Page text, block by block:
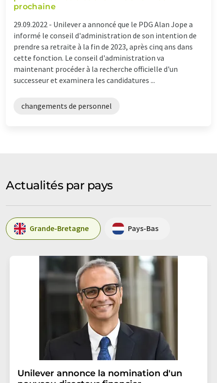
prochaine
29.09.2022 - Unilever a annoncé que le PDG Alan Jope a
informé le conseil d'administration de son intention de
prendre sa retraite à la fin de 2023, après cinq ans dans
cette fonction. Le conseil d'administration va
maintenant procéder à la recherche officielle d'un
successeur et examinera les candidatures ...
changements de personnel
Actualités par pays
Grande-Bretagne Pays-Bas
Unilever annonce la nomination d'un